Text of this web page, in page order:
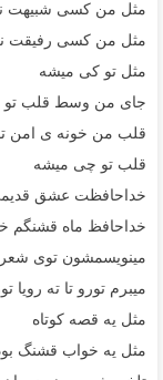
مثل من کسی شبیهت
مثل من کسی رفیقت
مثل تو کی میشه
جای من وسط قلب تو
قلب من خونه ی امن
قلب تو چی میشه
خداحافظت عشق
خداحافظ ماه قشنگم
مینویسمشون توی
میبرم تورو تا ته رویا
مثل یه قصه کوتاه
مثل یه خواب قشنگ